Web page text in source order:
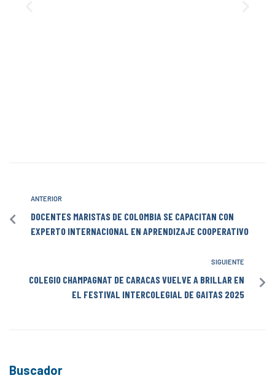
ANTERIOR
DOCENTES MARISTAS DE COLOMBIA SE CAPACITAN CON
EXPERTO INTERNACIONAL EN APRENDIZAJE COOPERATIVO
SIGUIENTE
COLEGIO CHAMPAGNAT DE CARACAS VUELVE A BRILLAR EN
EL FESTIVAL INTERCOLEGIAL DE GAITAS 2025
Buscador